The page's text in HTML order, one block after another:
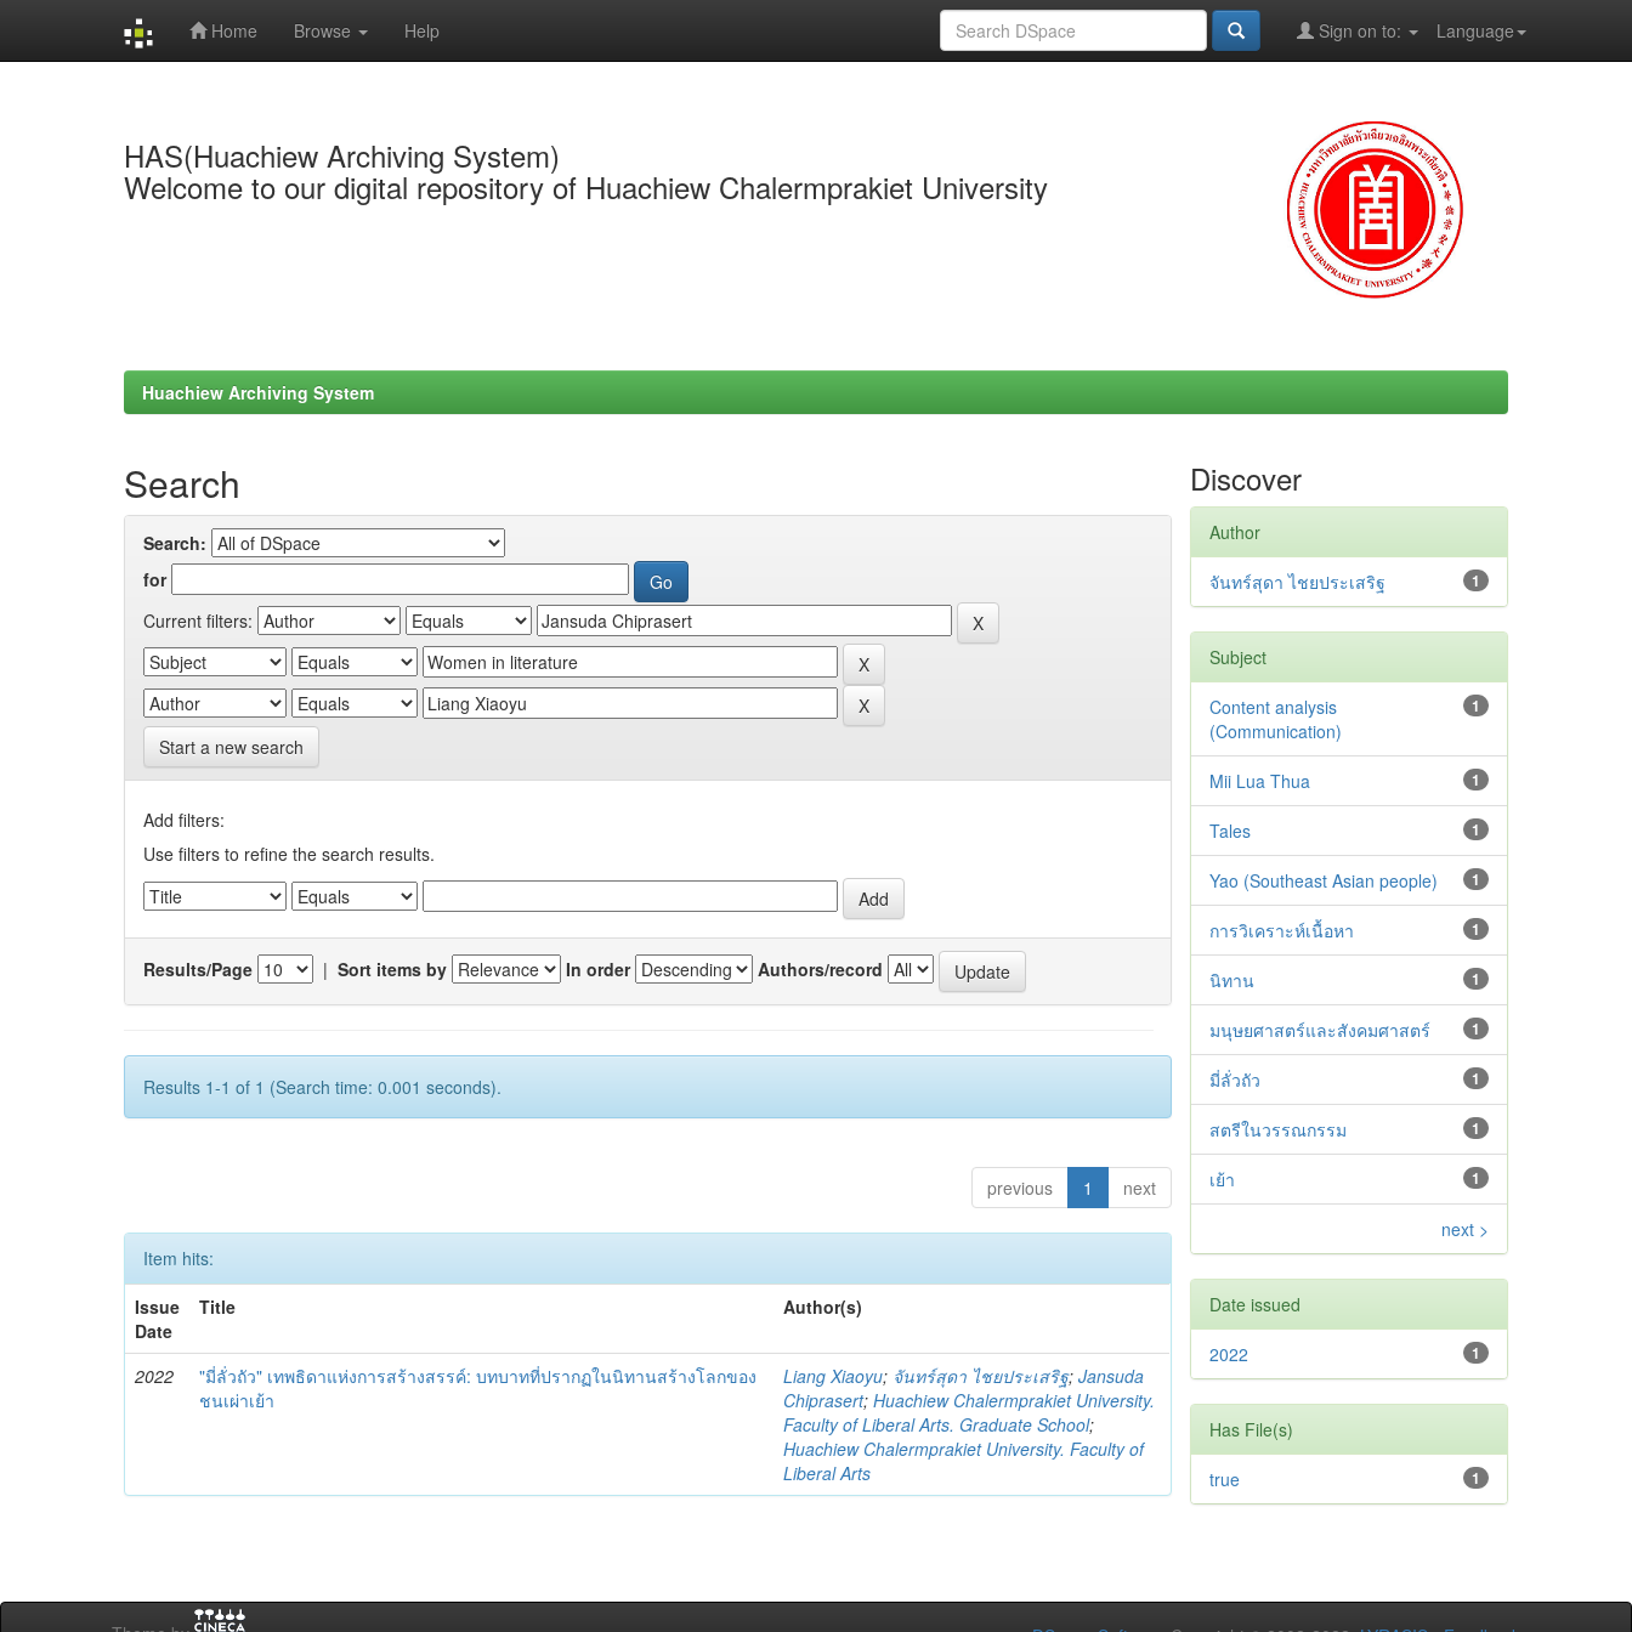
Home Browse Help Language
Sign on to:
HAS(Huachiew Archiving System)
Welcome to our digital repository of Huachiew Chalermprakiet University
Huachiew Archiving System
Search
Search:
for
Current filters:
Start a new search
Add filters:
Use filters to refine the search results.
Results/Page | Sort items by In order Authors/record
Results 1-1 of 1 (Search time: 0.001 seconds).
previous 1 next
Item hits:
Issue
Date
Title Author(s)
2022
"มี่ลั่วถัว" เทพธิดาแห่งการสร้างสรรค์: บทบาทที่ปรากฏในนิทานสร้างโลกของ
ชนเผ่าเย้า
Liang Xiaoyu; จันทร์สุดา ไชยประเสริฐ;Jansuda
Chiprasert;Huachiew Chalermprakiet University.
Faculty of Liberal Arts. Graduate School;
Huachiew Chalermprakiet University. Faculty of
Liberal Arts
Discover
Author
1
จันทร์สุดา ไชยประเสริฐ
Subject
1
Content analysis
(Communication)
1
Mii Lua Thua
1
Tales
1
Yao (Southeast Asian people)
1
การวิเคราะห์เนื้อหา
1
นิทาน
1
มนุษยศาสตร์และสังคมศาสตร์
1
มี่ลั่วถัว
1
สตรีในวรรณกรรม
1
เย้า
next >
Date issued
1
2022
Has File(s)
1
true